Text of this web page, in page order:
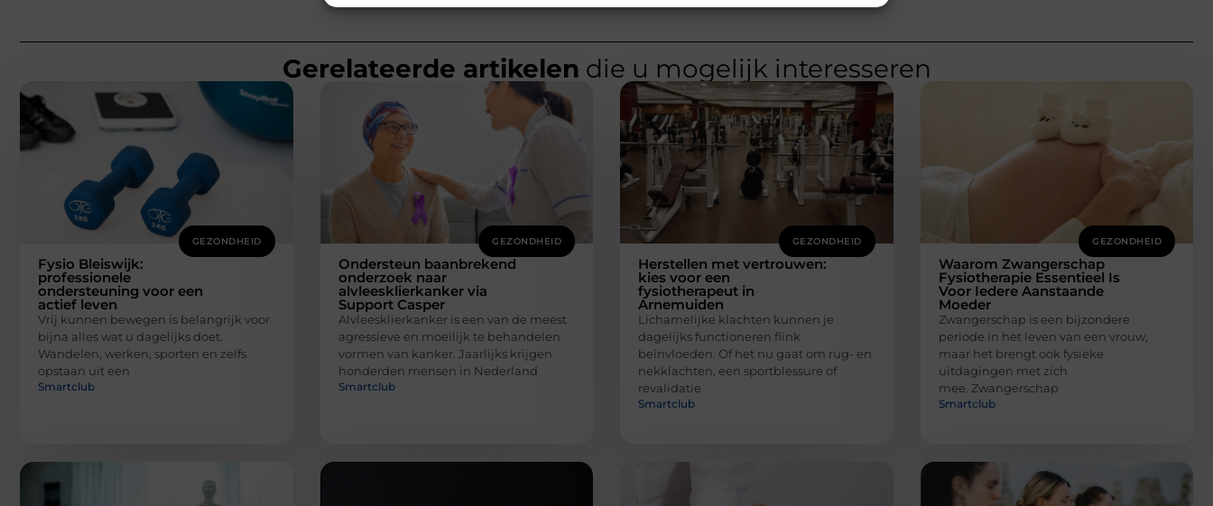
Gerelateerde artikelen die u mogelijk interesseren
GEZONDHEID
Fysio Bleiswijk:
professionele
ondersteuning voor een
actief leven
Vrij kunnen bewegen is belangrijk voor
bijna alles wat u dagelijks doet.
Wandelen, werken, sporten en zelfs
opstaan uit een
Smartclub
GEZONDHEID
Ondersteun baanbrekend
onderzoek naar
alvleesklierkanker via
Support Casper
Alvleesklierkanker is een van de meest
agressieve en moeilijk te behandelen
vormen van kanker. Jaarlijks krijgen
honderden mensen in Nederland
Smartclub
GEZONDHEID
Herstellen met vertrouwen:
kies voor een
fysiotherapeut in
Arnemuiden
Lichamelijke klachten kunnen je
dagelijks functioneren flink
beïnvloeden. Of het nu gaat om rug- en
nekklachten, een sportblessure of
revalidatie
Smartclub
GEZONDHEID
Waarom Zwangerschap
Fysiotherapie Essentieel Is
Voor Iedere Aanstaande
Moeder
Zwangerschap is een bijzondere
periode in het leven van een vrouw,
maar het brengt ook fysieke
uitdagingen met zich
mee. Zwangerschap
Smartclub